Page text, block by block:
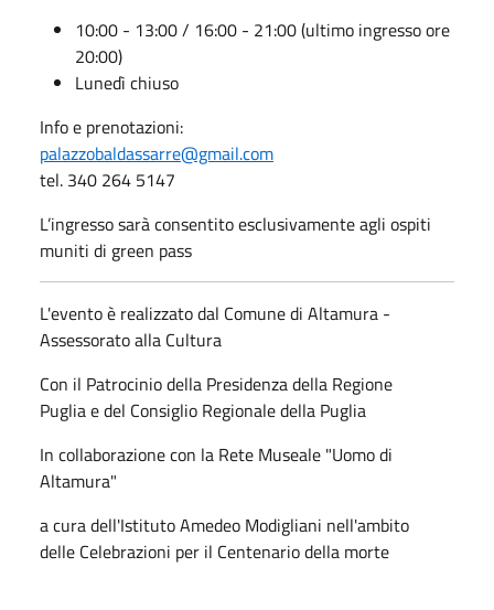
10:00 - 13:00 / 16:00 - 21:00 (ultimo ingresso ore
20:00)
Lunedì chiuso
Info e prenotazioni:
palazzobaldassarre@gmail.com
tel. 340 264 5147
L’ingresso sarà consentito esclusivamente agli ospiti
muniti di green pass
L'evento è realizzato dal Comune di Altamura -
Assessorato alla Cultura
Con il Patrocinio della Presidenza della Regione
Puglia e del Consiglio Regionale della Puglia
In collaborazione con la Rete Museale "Uomo di
Altamura"
a cura dell'Istituto Amedeo Modigliani nell'ambito
delle Celebrazioni per il Centenario della morte